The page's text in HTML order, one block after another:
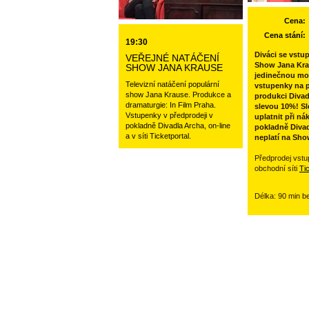
19:30
VEŘEJNÉ NATÁČENÍ
SHOW JANA KRAUSE
Televizní natáčení populární
show Jana Krause. Produkce a
dramaturgie: In Film Praha.
Vstupenky v předprodeji v
pokladně Divadla Archa, on-line
a v síti Ticketportal.
Cena:
Cena stání:
Diváci se
Show Jana
jedinečnou
vstupenky na
produkci
slevou 10%!
uplatnit při
pokladně
neplatí na
Předprodej
obchodní síti
Délka: 90 min